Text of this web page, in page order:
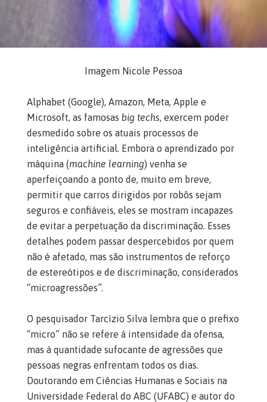
Imagem Nicole Pessoa
Alphabet (Google), Amazon, Meta, Apple e
Microsoft, as famosas big techs, exercem poder
desmedido sobre os atuais processos de
inteligência artificial. Embora o aprendizado por
máquina (machine learning) venha se
aperfeiçoando a ponto de, muito em breve,
permitir que carros dirigidos por robôs sejam
seguros e confiáveis, eles se mostram incapazes
de evitar a perpetuação da discriminação. Esses
detalhes podem passar despercebidos por quem
não é afetado, mas são instrumentos de reforço
de estereótipos e de discriminação, considerados
“microagressões”.
O pesquisador Tarcízio Silva lembra que o prefixo
“micro” não se refere à intensidade da ofensa,
mas à quantidade sufocante de agressões que
pessoas negras enfrentam todos os dias.
Doutorando em Ciências Humanas e Sociais na
Universidade Federal do ABC (UFABC) e autor do